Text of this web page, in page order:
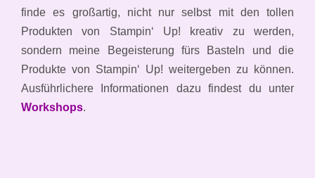
finde es großartig, nicht nur selbst mit den tollen
Produkten von Stampin‘ Up! kreativ zu werden,
sondern meine Begeisterung fürs Basteln und die
Produkte von Stampin‘ Up! weitergeben zu können.
Ausführlichere Informationen dazu findest du unter
Workshops.